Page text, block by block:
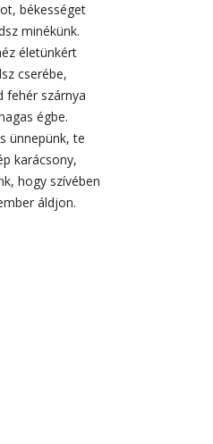
békességet
minékünk.
életünkért
cserébe,
fehér szárnya
égbe.
ünnepünk, te
karácsony,
hogy szívében
áldjon.